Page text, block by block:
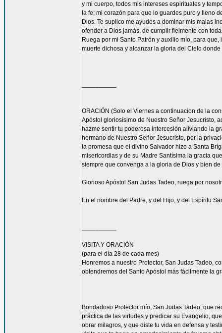
y mi cuerpo, todos mis intereses espirituales y
la fe; mi corazón para que lo guardes puro y lleno
Dios. Te suplico me ayudes a dominar mis malas
ofender a Dios jamás, de cumplir fielmente con
Ruega por mi Santo Patrón y auxilio mío, para
muerte dichosa y alcanzar la gloria del Cielo
ORACIÓN (Solo el Viernes a continuacion de la
Apóstol gloriosísimo de Nuestro Señor Jesucristo,
hazme sentir tu poderosa intercesión aliviando la
hermano de Nuestro Señor Jesucristo, por la
la promesa que el divino Salvador hizo a Santa
misericordias y de su Madre Santísima la gracia
siempre que convenga a la gloria de Dios y bien de
Glorioso Apóstol San Judas Tadeo, ruega por
En el nombre del Padre, y del Hijo, y del Espíritu
VISITA Y ORACIÓN
(para el día 28 de cada mes)
Honremos a nuestro Protector, San Judas Tadeo,
obtendremos del Santo Apóstol más fácilmente la
Bondadoso Protector mío, San Judas Tadeo, que
práctica de las virtudes y predicar su Evangelio,
obrar milagros, y que diste tu vida en defensa y